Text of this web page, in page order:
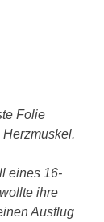
Folie
eines 16-
ihre
Ausflug